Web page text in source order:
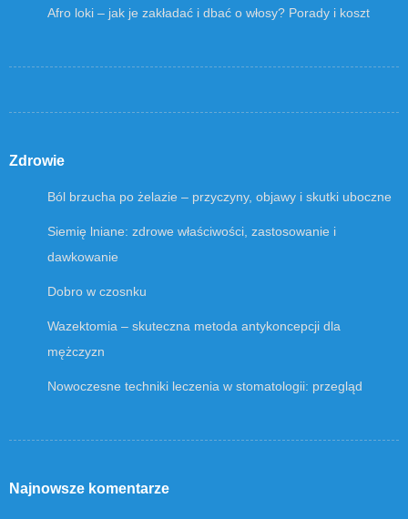
Afro loki – jak je zakładać i dbać o włosy? Porady i koszt
Zdrowie
Ból brzucha po żelazie – przyczyny, objawy i skutki uboczne
Siemię lniane: zdrowe właściwości, zastosowanie i
dawkowanie
Dobro w czosnku
Wazektomia – skuteczna metoda antykoncepcji dla
mężczyzn
Nowoczesne techniki leczenia w stomatologii: przegląd
Najnowsze komentarze